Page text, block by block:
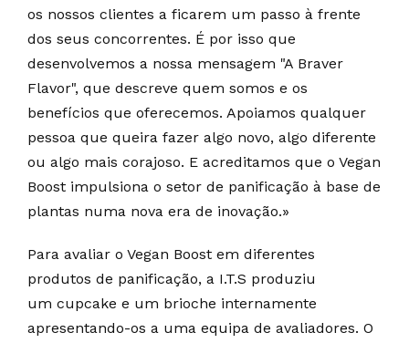
os nossos clientes a ficarem um passo à frente
dos seus concorrentes. É por isso que
desenvolvemos a nossa mensagem "A Braver
Flavor", que descreve quem somos e os
benefícios que oferecemos. Apoiamos qualquer
pessoa que queira fazer algo novo, algo diferente
ou algo mais corajoso. E acreditamos que o Vegan
Boost impulsiona o setor de panificação à base de
plantas numa nova era de inovação.»
Para avaliar o Vegan Boost em diferentes
produtos de panificação, a I.T.S produziu
um cupcake e um brioche internamente
apresentando-os a uma equipa de avaliadores. O